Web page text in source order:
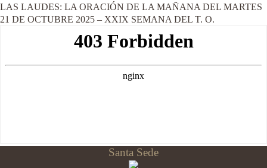
LAS LAUDES: LA ORACIÓN DE LA MAÑANA DEL MARTES
21 DE OCTUBRE 2025 – XXIX SEMANA DEL T. O.
Santa Sede